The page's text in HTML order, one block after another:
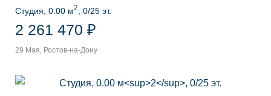
Студия, 0.00 м2 , 0/25 эт.
2 261 470 ₽
29 Мая, Ростов-на-Дону